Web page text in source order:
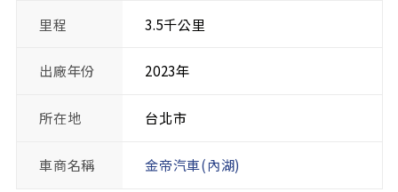
里程 3.5千公里
出廠年份 2023年
所在地 台北市
車商名稱 金帝汽車(內湖)